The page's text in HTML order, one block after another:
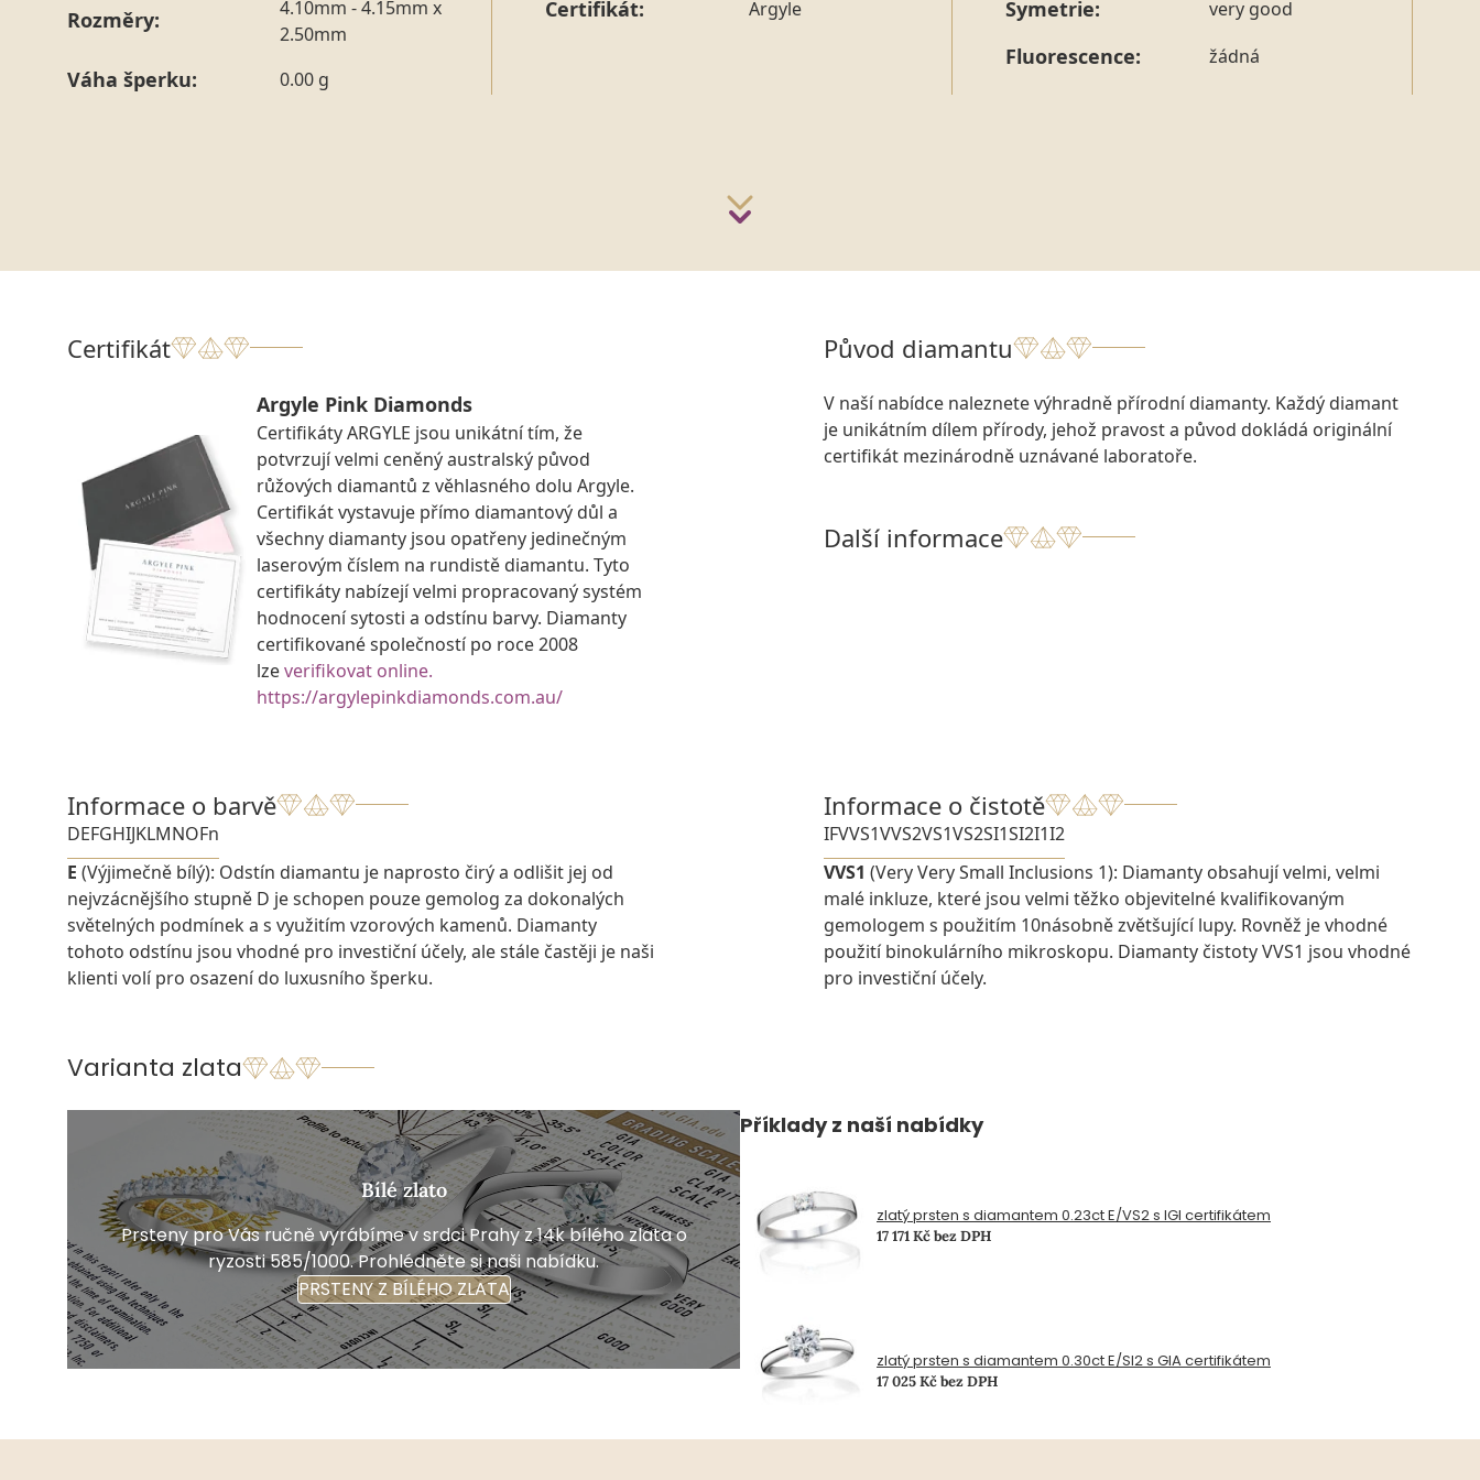
Pro sdělení skladové velikosti tohoto konkrétního prstenu nás můžete
Rozměry:
4.10mm - 4.15mm x
2.50mm
Váha šperku: 0.00 g
Certifikát: Argyle Symetrie: very good
Fluorescence: žádná
Certifikát
Argyle Pink Diamonds
Certifikáty ARGYLE jsou unikátní tím, že
potvrzují velmi ceněný australský původ
růžových diamantů z věhlasného dolu Argyle.
Certifikát vystavuje přímo diamantový důl a
všechny diamanty jsou opatřeny jedinečným
laserovým číslem na rundistě diamantu. Tyto
certifikáty nabízejí velmi propracovaný systém
hodnocení sytosti a odstínu barvy. Diamanty
certifikované společností po roce 2008
lzeverifikovat online.
https://argylepinkdiamonds.com.au/
Původ diamantu
V naší nabídce naleznete výhradně přírodní diamanty. Každý diamant
je unikátním dílem přírody, jehož pravost a původ dokládá originální
certifikát mezinárodně uznávané laboratoře.
Další informace
Informace o barvě
DEFGHIJKLMNOFn
E (Výjimečně bílý): Odstín diamantu je naprosto čirý a odlišit jej od
nejvzácnějšího stupně D je schopen pouze gemolog za dokonalých
světelných podmínek a s využitím vzorových kamenů. Diamanty
tohoto odstínu jsou vhodné pro investiční účely, ale stále častěji je naši
klienti volí pro osazení do luxusního šperku.
Informace o čistotě
IFVVS1VVS2VS1VS2SI1SI2I1I2
VVS1 (Very Very Small Inclusions 1): Diamanty obsahují velmi, velmi
malé inkluze, které jsou velmi těžko objevitelné kvalifikovaným
gemologem s použitím 10násobně zvětšující lupy. Rovněž je vhodné
použití binokulárního mikroskopu. Diamanty čistoty VVS1 jsou vhodné
pro investiční účely.
Varianta zlata
Bílé zlato
Prsteny pro Vás ručně vyrábíme v srdci Prahy z 14k bílého zlata o
ryzosti 585/1000. Prohlédněte si naši nabídku.
PRSTENY Z BÍLÉHO ZLATA
Příklady z naší nabídky
zlatý prsten s diamantem 0.23ct E/VS2 s IGI certifikátem
17 171 Kč bez DPH
zlatý prsten s diamantem 0.30ct E/SI2 s GIA certifikátem
17 025 Kč bez DPH